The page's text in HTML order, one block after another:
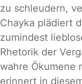
zu schleudern,
Chayka plädiert
zumindest
Rhetorik der
wahre Ökumene
erinnert in